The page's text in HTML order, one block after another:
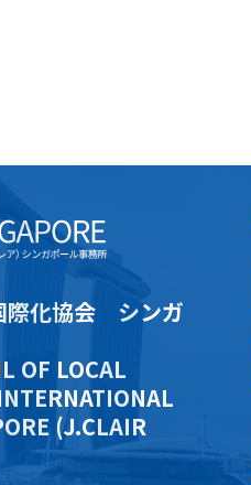
際化協会 シンガ
OF LOCAL
(J.CLAIR